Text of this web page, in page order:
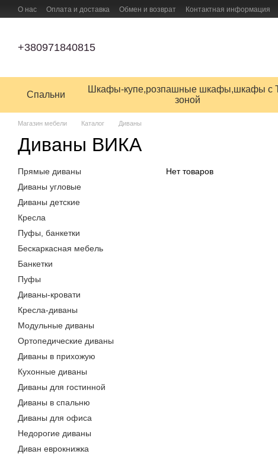
Перейти к основному контенту
О нас Оплата и доставка Обмен и возврат Контактная информация
+380971840815
Спальни
Шкафы-купе,розпашные шкафы,шкафы с
зоной
Магазин мебели Каталог Диваны
Диваны ВИКА
Нет товаров
Прямые диваны
Диваны угловые
Диваны детские
Кресла
Пуфы, банкетки
Бескаркасная мебель
Банкетки
Пуфы
Диваны-кровати
Кресла-диваны
Модульные диваны
Ортопедические диваны
Диваны в прихожую
Кухонные диваны
Диваны для гостинной
Диваны в спальню
Диваны для офиса
Недорогие диваны
Диван еврокнижка